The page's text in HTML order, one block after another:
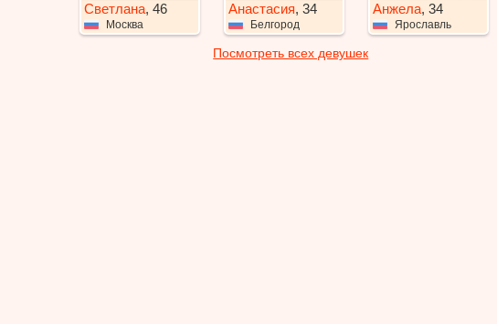
Светлана, 46
Москва
Анастасия, 34
Белгород
Анжела, 34
Ярославль
Посмотреть всех девушек